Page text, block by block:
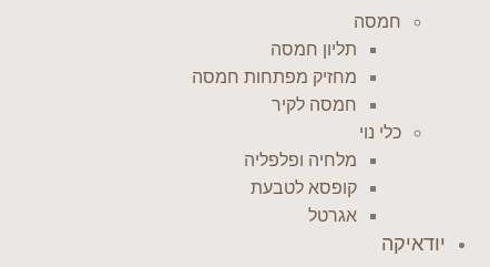
חמסה
תליון חמסה
מחזיק מפתחות חמסה
חמסה לקיר
כלי נוי
מלחיה ופלפליה
קופסא לטבעת
אגרטל
יודאיקה